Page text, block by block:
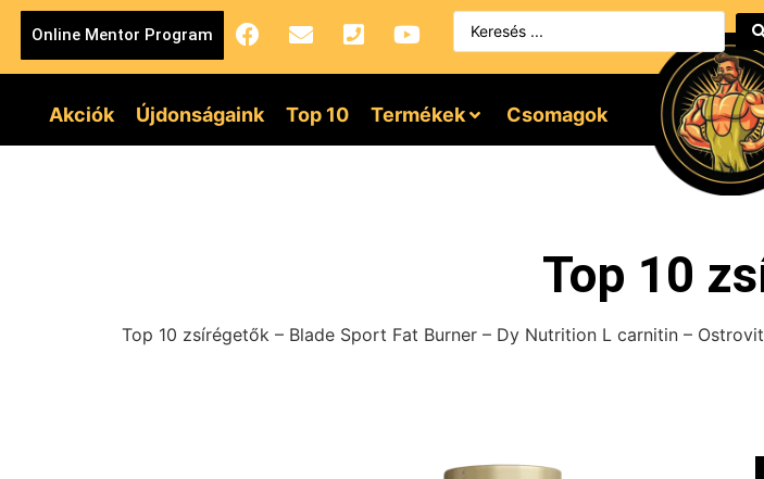
Online Mentor Program
Akciók Újdonságaink Top 10 Termékek Csomagok
Top 10
Top 10 zsírégetők – Blade Sport Fat Burner – Dy Nutrition L carnitin –